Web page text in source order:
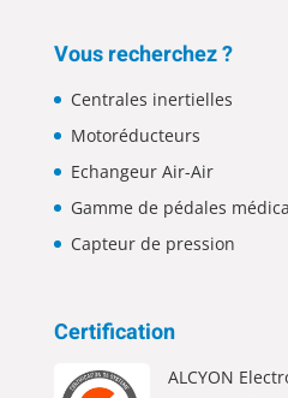
Vous recherchez ?
Centrales inertielles
Motoréducteurs
Echangeur Air-Air
Gamme de pédales
Capteur de pression
Certification
ALCYON